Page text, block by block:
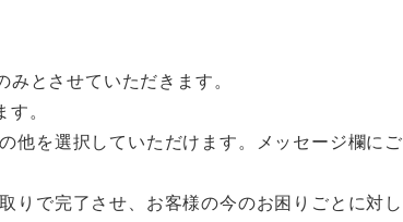
とさせていただきます。
。
他を選択していただけます。メッセージ欄にご
りで完了させ、お客様の今のお困りごとに対し